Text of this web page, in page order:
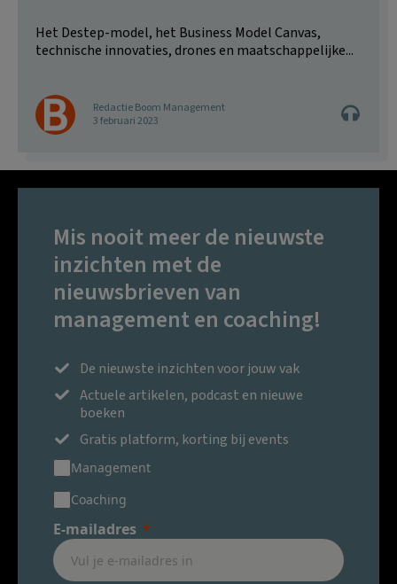
Het Destep-model, het Business Model Canvas,
technische innovaties, drones en maatschappelijke...
Redactie Boom Management
3 februari 2023
Mis nooit meer de nieuwste
inzichten met de
nieuwsbrieven van
management en coaching!
De nieuwste inzichten voor jouw vak
Actuele artikelen, podcast en nieuwe
boeken
Gratis platform, korting bij events
Management
Coaching
E-mailadres